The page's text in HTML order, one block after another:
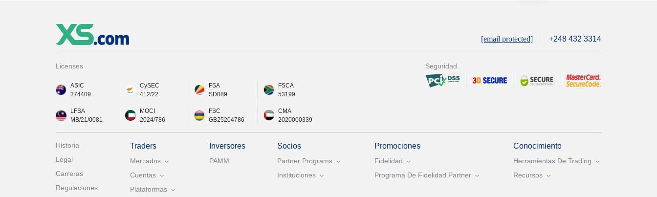
[email protected] +248 432 3314
Licenses
ASIC
374409
CySEC
412/22
FSA
SD089
FSCA
53199
LFSA
MB/21/0081
MOCI
2024/786
FSC
GB25204786
CMA
2020000339
Seguridad
Historia
Legal
Carreras
Regulaciones
Traders
Mercados
Cuentas
Plataformas
Inversores
PAMM
Socios
Partner Programs
Instituciones
Promociones
Fidelidad
Programa De Fidelidad Partner
Conocimiento
Herramientas De Trading
Recursos